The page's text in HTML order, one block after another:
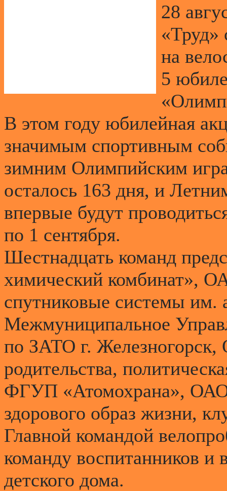
28
«Труд»
на
5
В этом году юбилейная
значимым спортивным
зимним Олимпийским
осталось 163 дня, и
впервые будут
по 1 сентября.
Шестнадцать команд
химический комбинат»,
спутниковые системы
Межмуниципальное
по ЗАТО г.
родительства,
ФГУП «Атомохрана», ОАО
здорового образ жизни,
Главной командой
команду воспитанников и
детского дома.